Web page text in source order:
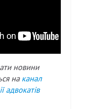
новини
на канал
адвокатів